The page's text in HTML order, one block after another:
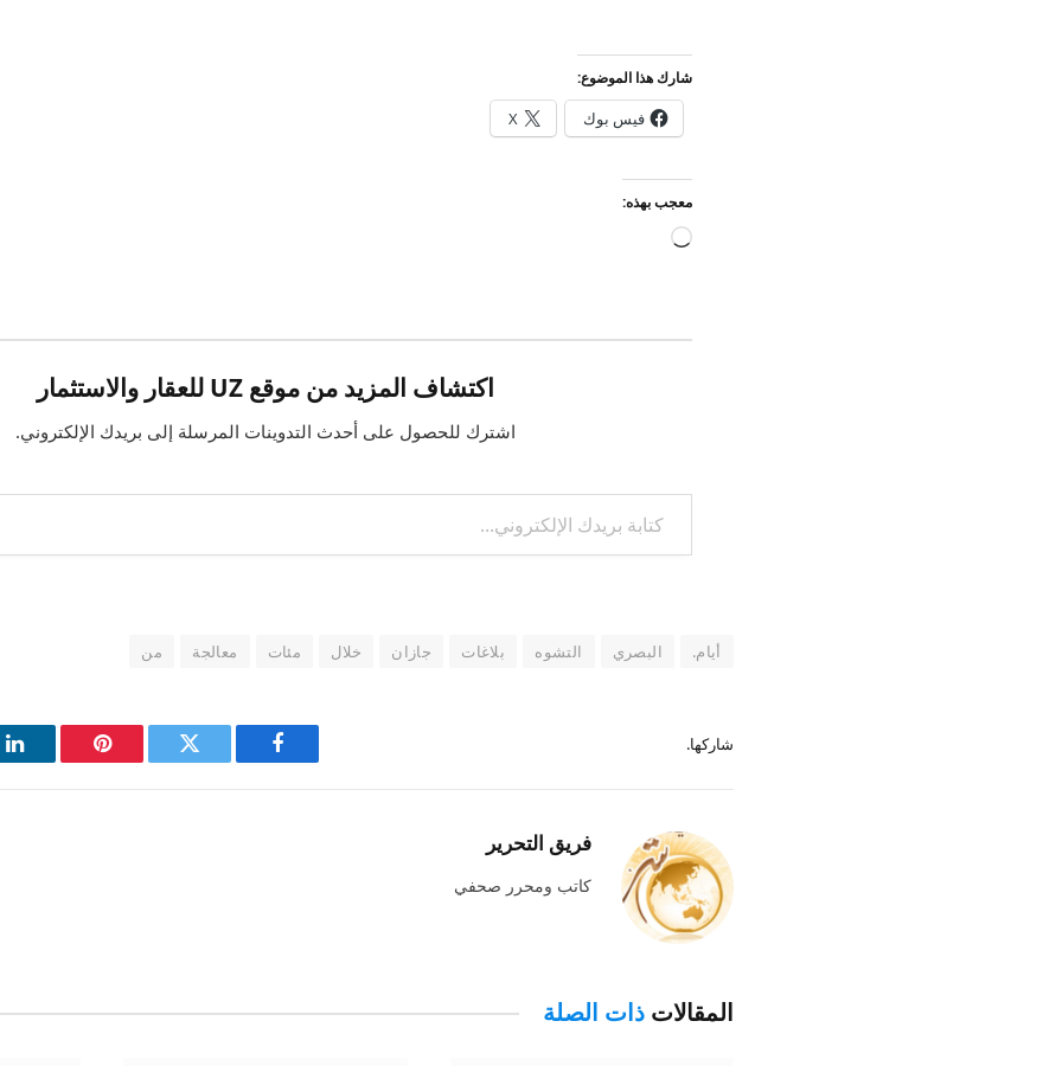
شارك هذا الموضوع:
فيس بوك X
معجب بهذه:
جاري
اكتشاف المزيد من موقع UZ للعقار والاستثمار
اشترك للحصول على أحدث التدوينات المرسلة إلى بريدك الإلكتروني.
كتابة بريدك الإلكتروني...
أيام. البصري التشوه بلاغات جازان خلال مئات معالجة من
شاركها.
فيسبوك
تويتر بينتيريست
فريق التحرير
كاتب ومحرر صحفي
المقالاتذات الصلة